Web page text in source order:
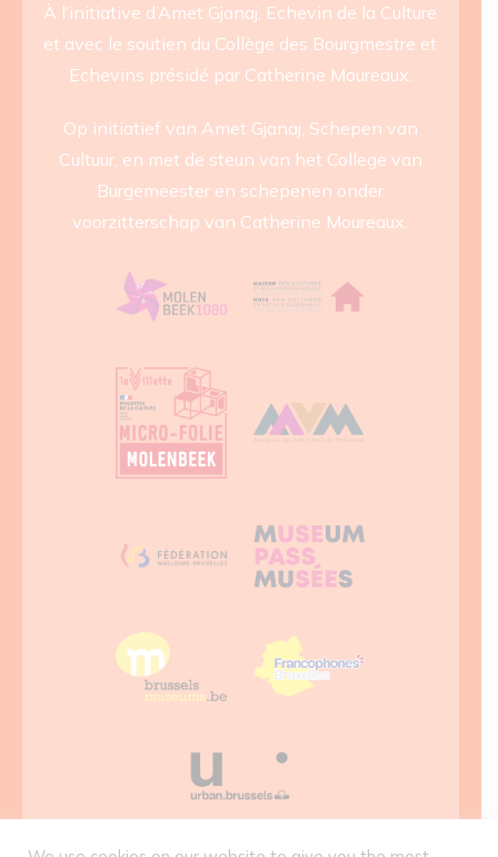
À l’initiative d’Amet Gjanaj, Echevin de la Culture
et avec le soutien du Collège des Bourgmestre et
Echevins présidé par Catherine Moureaux.
Op initiatief van Amet Gjanaj, Schepen van
Cultuur, en met de steun van het College van
Burgemeester en schepenen onder
voorzitterschap van Catherine Moureaux.